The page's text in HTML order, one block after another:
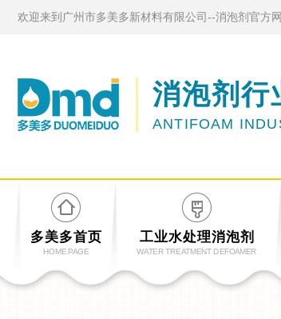
欢迎来到广州市多美多新材料有限公司--消泡剂官方
消泡剂行
ANTIFOAM
多美多首页
HOME PAGE
工业水处理消泡剂
WATER TREATMENT DEFOAMER